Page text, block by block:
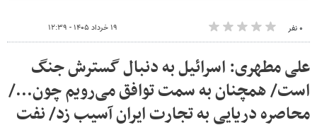
۰ نفر ۱۹ خرداد ۱۴۰۵ - ۱۲:۳۹
علی مطهری: اسرائیل به دنبال گسترش جنگ
است/ همچنان به سمت توافق می‌رویم چون.../
محاصره دریایی به تجارت ایران آسیب زد/ نفت